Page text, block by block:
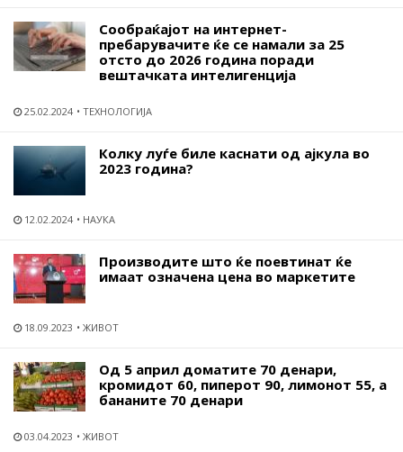
Сообраќајот на интернет-
пребарувачите ќе се намали за 25
отсто до 2026 година поради
вештачката интелигенција
25.02.2024 ТЕХНОЛОГИЈА
Колку луѓе биле каснати од ајкула во
2023 година?
12.02.2024 НАУКА
Производите што ќе поевтинат ќе
имаат означена цена во маркетите
18.09.2023 ЖИВОТ
Од 5 април доматите 70 денари,
кромидот 60, пиперот 90, лимонот 55, а
бананите 70 денари
03.04.2023 ЖИВОТ